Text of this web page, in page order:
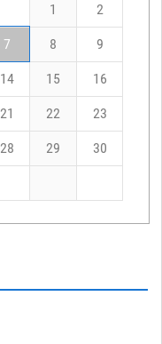
1 2
7 8 9
14 15 16
21 22 23
28 29 30